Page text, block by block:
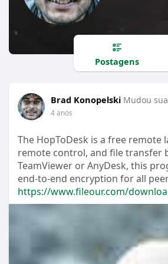
Postagens
Brad Konopelski Mudou
4 anos
The HopToDesk is a free
remote control, and file transfer
TeamViewer or AnyDesk, this
end-to-end encryption for all
https://www.fileour.com/